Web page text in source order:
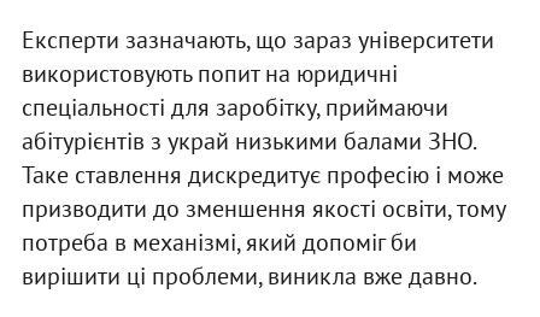
Експерти зазначають, що зараз університети
використовують попит на юридичні
спеціальності для заробітку, приймаючи
абітурієнтів з украй низькими балами ЗНО.
Таке ставлення дискредитує професію і може
призводити до зменшення якості освіти, тому
потреба в механізмі, який допоміг би
вирішити ці проблеми, виникла вже давно.